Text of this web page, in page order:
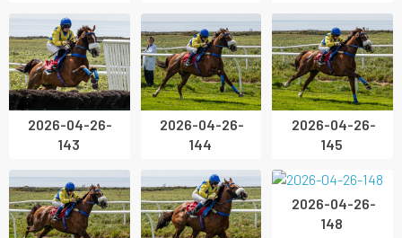
2026-04-26-
143
2026-04-26-
144
2026-04-26-
145
2026-04-26-
148